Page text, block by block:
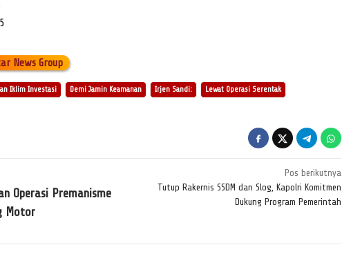
News Group
Iklim Investasi Demi Jamin Keamanan Irjen Sandi: Lewat Operasi Serentak
Operasi Premanisme
Motor
Pos berikutnya
Tutup Rakernis SSDM dan Slog, Kapolri Komitmen
Dukung Program Pemerintah